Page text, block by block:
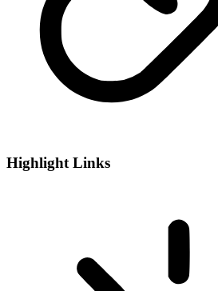
Highlight Links